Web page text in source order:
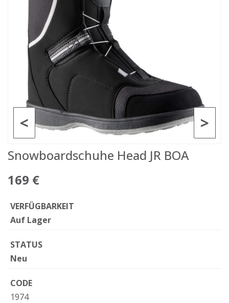
>
<
Snowboardschuhe Head JR BOA
169 €
VERFÜGBARKEIT
Auf Lager
STATUS
Neu
CODE
1974